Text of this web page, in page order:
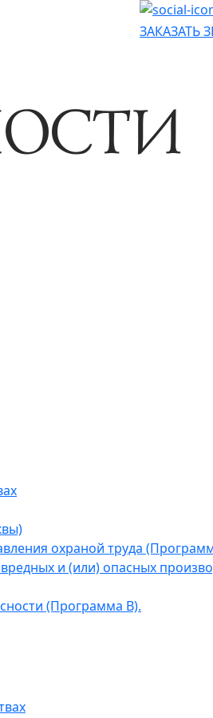
охраной труда
и (или) опасных
(Программа В).
ЗАКАЗАТЬ